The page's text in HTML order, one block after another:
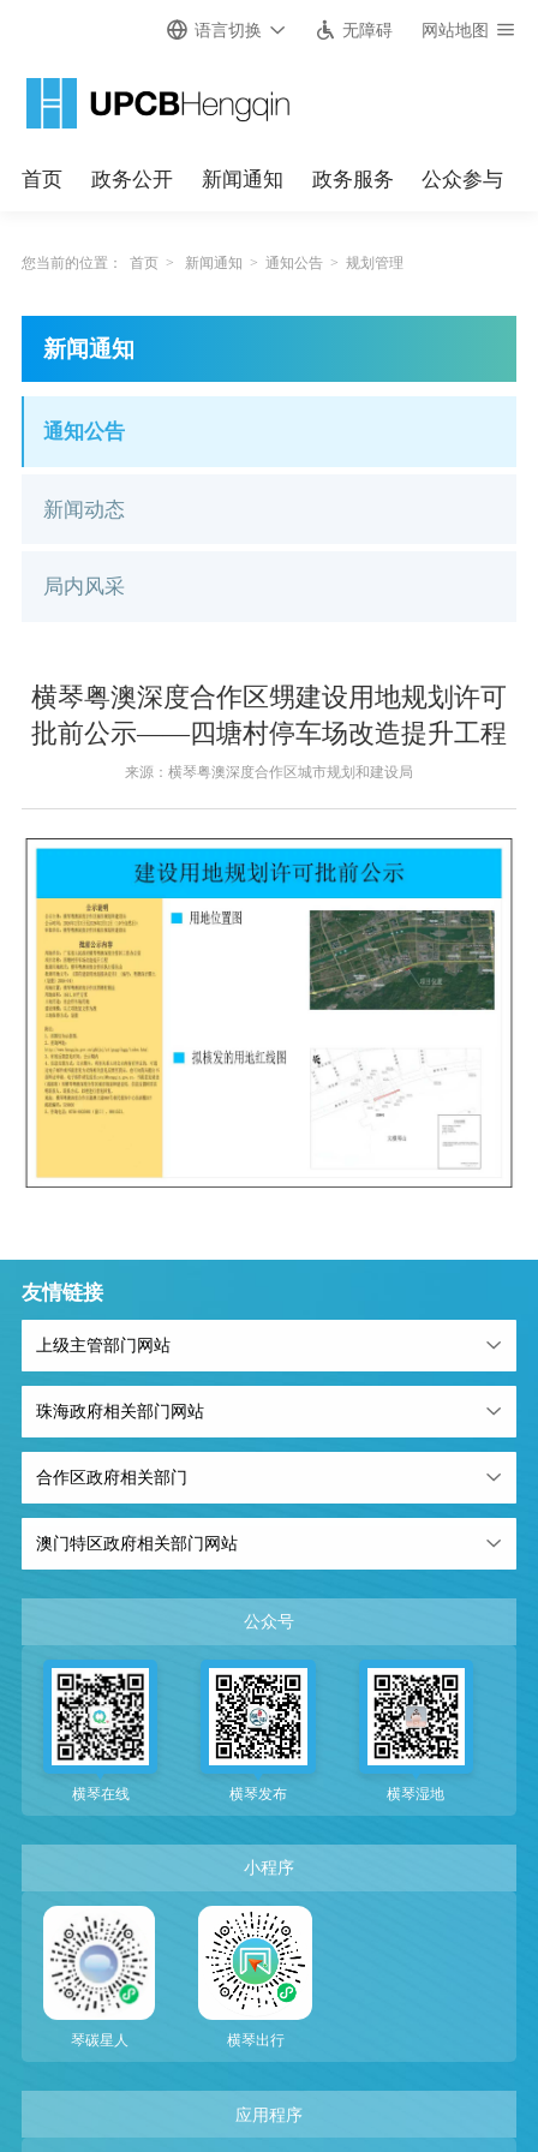
语言切换 无障碍 网站地图
首页 政务公开 新闻通知 政务服务 公众参与
您当前的位置： 首页 > 新闻通知 > 通知公告 > 规划管理
新闻通知
通知公告
新闻动态
局内风采
横琴粤澳深度合作区甥建设用地规划许可
批前公示——四塘村停车场改造提升工程
来源：横琴粤澳深度合作区城市规划和建设局
友情链接
上级主管部门网站
珠海政府相关部门网站
合作区政府相关部门
澳门特区政府相关部门网站
公众号
横琴在线 横琴发布 横琴湿地
小程序
琴碳星人 横琴出行
应用程序